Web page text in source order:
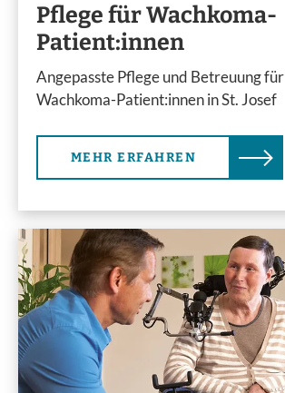
Pflege für Wachkoma-
Patient:innen
Angepasste Pflege und Betreuung für
Wachkoma-Patient:innen in St. Josef
MEHR ERFAHREN